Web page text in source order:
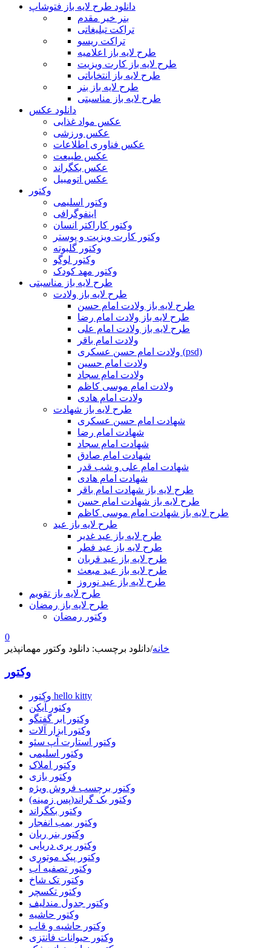
دانلود طرح لایه باز فتوشاپ
بنر خیر مقدم
تراکت تبلیغاتی
تراکت ریسو
طرح لایه باز اعلامیه
طرح لایه باز کارت ویزیت
طرح لایه باز انتخاباتی
طرح لایه باز بنر
طرح لایه باز مناسبتی
دانلود عکس
عکس مواد غذایی
عکس ورزشی
عکس فناوری اطلاعات
عکس طبیعت
عکس بکگراند
عکس اتومبیل
وکتور
وکتور اسلیمی
اینفوگرافی
وکتور کاراکتر انسان
وکتور کارت ویزیت و پوستر
وکتور گلبوته
وکتور لوگو
وکتور مهد کودک
طرح لایه باز مناسبتی
طرح لایه باز ولادت
طرح لایه باز ولادت امام حسن
طرح لایه باز ولادت امام رضا
طرح لایه باز ولادت امام علی
ولادت امام باقر
ولادت امام حسن عسکری (psd)
ولادت امام حسین
ولادت امام سجاد
ولادت امام موسی کاظم
ولادت امام هادی
طرح لایه باز شهادت
شهادت امام حسن عسکری
شهادت امام رضا
شهادت امام سجاد
شهادت امام صادق
شهادت امام علی و شب قدر
شهادت امام هادی
طرح لایه باز شهادت امام باقر
طرح لایه باز شهادت امام حسن
طرح لایه باز شهادت امام موسی کاظم
طرح لایه باز عید
طرح لایه باز عید غدیر
طرح لایه باز عید فطر
طرح لایه باز عید قربان
طرح لایه باز عید مبعث
طرح لایه باز عید نوروز
طرح لایه باز تقویم
طرح لایه باز رمضان
وکتور رمضان
0
خانه/دانلود برچسب: دانلود وکتور مهمانپذیر
وکتور
وکتور hello kitty
وکتور آیکن
وکتور ابر گفتگو
وکتور ابزار آلات
وکتور استارت آپ سئو
وکتور اسلیمی
وکتور املاک
وکتور بازی
وکتور برچسب فروش ویژه
وکتور بک گراند(پس زمینه)
وکتور بکگراند
وکتور بمب انفجار
وکتور بنر ربان
وکتور پری دریایی
وکتور پیک موتوری
وکتور تصفیه آب
وکتور تک شاخ
وکتور تکسچر
وکتور جدول مندلیف
وکتور حاشیه
وکتور حاشیه و قاب
وکتور حیوانات فانتزی